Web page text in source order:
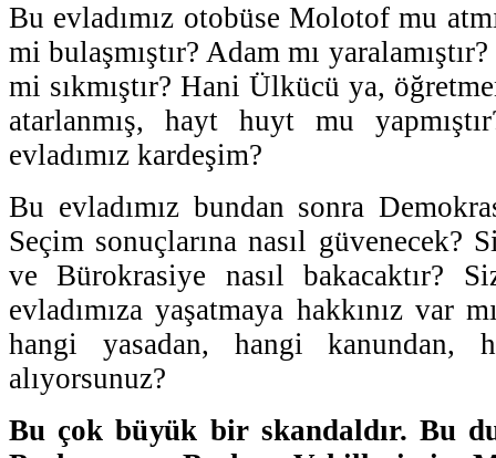
Bu evladımız otobüse Molotof mu
mi bulaşmıştır? Adam mı
mi sıkmıştır? Hani Ülkücü ya,
atarlanmış, hayt huyt mu
evladımız kardeşim?
Bu evladımız bundan sonra
Seçim sonuçlarına nasıl güvenecek?
ve Bürokrasiye nasıl bakacaktır?
evladımıza yaşatmaya hakkınız var
hangi yasadan, hangi kanundan,
alıyorsunuz?
Bu çok büyük bir skandaldır. Bu